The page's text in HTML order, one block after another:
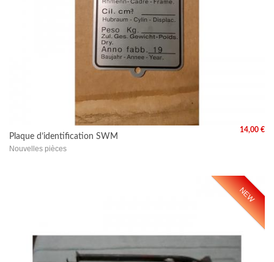
Plaque d’identification SWM
Nouvelles pièces
14,00 €
NEW